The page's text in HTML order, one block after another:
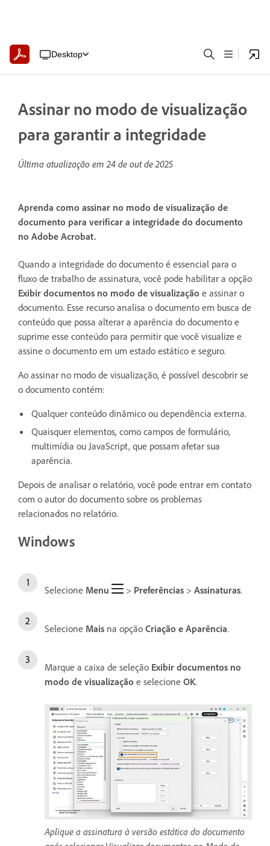
Desktop
Assinar no modo de visualização
para garantir a integridade
Última atualização em24 de out de 2025
Aprenda como assinar no modo de visualização de
documento para verificar a integridade do documento
no Adobe Acrobat.
Quando a integridade do documento é essencial para o
fluxo de trabalho de assinatura, você pode habilitar a opção
Exibir documentos no modo de visualização e assinar o
documento. Esse recurso analisa o documento em busca de
conteúdo que possa alterar a aparência do documento e
suprime esse conteúdo para permitir que você visualize e
assine o documento em um estado estático e seguro.
Ao assinar no modo de visualização, é possível descobrir se
o documento contém:
Qualquer conteúdo dinâmico ou dependência externa.
Quaisquer elementos, como campos de formulário,
multimídia ou JavaScript, que possam afetar sua
aparência.
Depois de analisar o relatório, você pode entrar em contato
com o autor do documento sobre os problemas
relacionados no relatório.
Windows
Selecione Menu > Preferências > Assinaturas.
Selecione Mais na opção Criação e Aparência.
Marque a caixa de seleção Exibir documentos no
modo de visualização e selecione OK.
Aplique a assinatura à versão estática do documento